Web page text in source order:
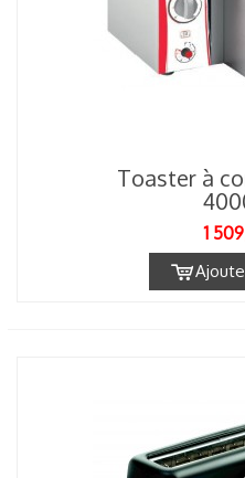
Toaster à
1